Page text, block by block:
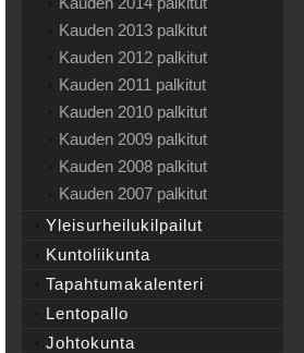
Kauden 2013 palkitut
Kauden 2012 palkitut
Kauden 2011 palkitut
Kauden 2010 palkitut
Kauden 2009 palkitut
Kauden 2008 palkitut
Kauden 2007 palkitut
Yleisurheilukilpailut
Kuntoliikunta
Tapahtumakalenteri
Lentopallo
Johtokunta